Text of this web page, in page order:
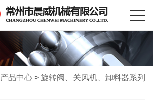
产品中心 > 旋转阀、关风机、卸料器系列